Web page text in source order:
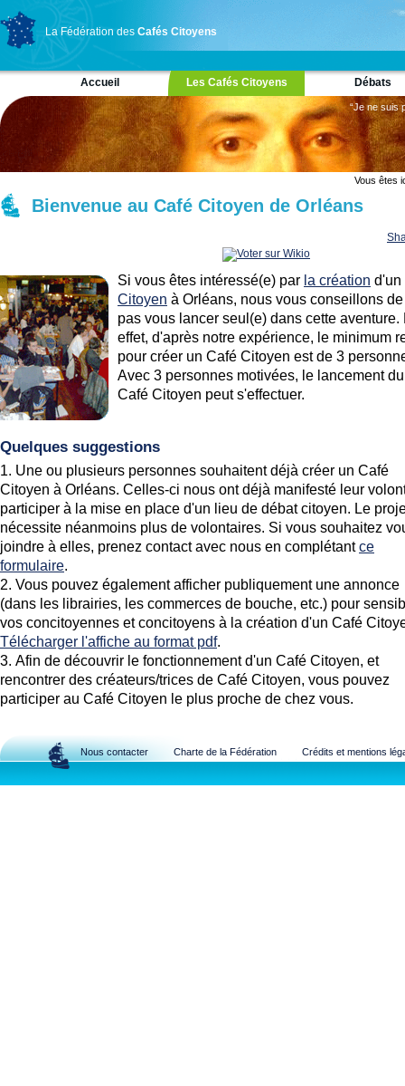
La Fédération des Cafés Citoyens
Accueil Les Cafés Citoyens Débats
“Je ne suis
Vous êtes
Bienvenue au Café Citoyen de Orléans
Si vous êtes intéressé(e) par la création d'un
Citoyen à Orléans, nous vous conseillons
pas vous lancer seul(e) dans cette aventure.
effet, d'après notre expérience, le minimum
pour créer un Café Citoyen est de 3
Avec 3 personnes motivées, le lancement du
Café Citoyen peut s'effectuer.
Quelques suggestions
Une ou plusieurs personnes souhaitent déjà créer un Café
Citoyen à Orléans. Celles-ci nous ont déjà manifesté leur
participer à la mise en place d'un lieu de débat citoyen. Le
nécessite néanmoins plus de volontaires. Si vous souhaitez
joindre à elles, prenez contact avec nous en complétantce
formulaire.
Vous pouvez également afficher publiquement une annonce
(dans les librairies, les commerces de bouche, etc.) pour
vos concitoyennes et concitoyens à la création d'un Café
Télécharger l'affiche au format pdf.
Afin de découvrir le fonctionnement d'un Café Citoyen, et
rencontrer des créateurs/trices de Café Citoyen, vous pouvez
participer au Café Citoyen le plus proche de chez vous.
Nous contacter Charte de la Fédération Crédits et mentions